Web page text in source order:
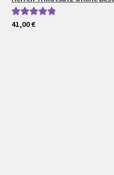
Bewertet mit
41,00€